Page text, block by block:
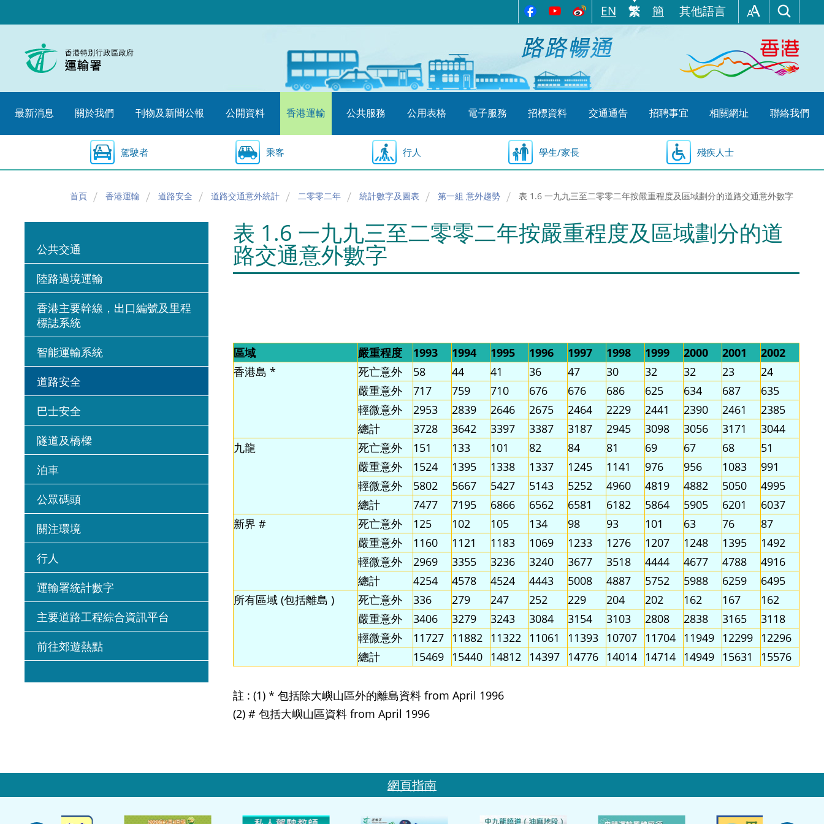
至
始
EN 繁 簡 其他語言
最新消息 關於我們 刊物及新聞公報 公開資料 香港運輸 公共服務 公用表格 電子服務 招標資料 交通通告 招聘事宜 相關網址 聯絡我們
駕駛者 乘客 行人 學生/家長 殘疾人士
首頁 香港運輸 道路安全 道路交通意外統計 二零零二年 統計數字及圖表 第一組 意外趨勢 表 1.6 一九九三至二零零二年按嚴重程度及區域劃分的道路交通意外數字
公共交通
陸路過境運輸
香港主要幹線，出口編號及里程
標誌系統
智能運輸系統
道路安全
巴士安全
隧道及橋樑
泊車
公眾碼頭
關注環境
行人
運輸署統計數字
主要道路工程綜合資訊平台
前往郊遊熱點
表 1.6 一九九三至二零零二年按嚴重程度及區域劃分的道
路交通意外數字
區域 嚴重程度 1993 1994 1995 1996 1997 1998 1999 2000 2001
2002
香港島 *
死亡意外 58 44 41 36 47 30 32 32 23
24
嚴重意外
717 759 710 676 676 686 625 634 687
635
輕微意外
2953 2839 2646 2675 2464 2229 2441 2390 2461
2385
總計
3728 3642 3397 3387 3187 2945 3098 3056 3171
3044
九龍
死亡意外 151 133 101 82 84 81 69 67 68
51
嚴重意外
1524 1395 1338 1337 1245 1141 976 956 1083
991
輕微意外
5802 5667 5427 5143 5252 4960 4819 4882 5050
4995
總計
7477 7195 6866 6562 6581 6182 5864 5905 6201
6037
新界 #
死亡意外 125 102 105 134 98 93 101 63 76
87
嚴重意外
1160 1121 1183 1069 1233 1276 1207 1248 1395
1492
輕微意外
2969 3355 3236 3240 3677 3518 4444 4677 4788
4916
總計
4254 4578 4524 4443 5008 4887 5752 5988 6259
6495
所有區域 (包括離島 )
死亡意外 336 279 247 252 229 204 202 162 167
162
嚴重意外
3406 3279 3243 3084 3154 3103 2808 2838 3165
3118
輕微意外
11727 11882 11322 11061 11393 10707 11704 11949 12299
12296
總計
15469 15440 14812 14397 14776 14014 14714 14949 15631 15576
註 : (1) * 包括除大嶼山區外的離島資料 from April 1996
(2) # 包括大嶼山區資料 from April 1996
網頁指南